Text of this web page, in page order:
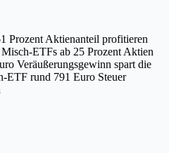
Prozent Aktienanteil profitieren
ETFs ab 25 Prozent Aktien
Veräußerungsgewinn spart die
ETF rund 791 Euro Steuer